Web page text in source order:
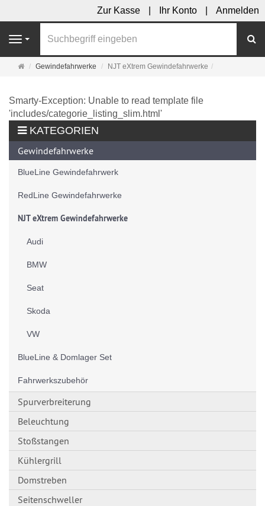
Zur Kasse Ihr Konto Anmelden
Navigation
Startseite
Gewindefahrwerke NJT eXtrem Gewindefahrwerke
Smarty-Exception: Unable to read template file
'includes/categorie_listing_slim.html'
KATEGORIEN
Gewindefahrwerke
BlueLine Gewindefahrwerk
RedLine Gewindefahrwerke
NJT eXtrem Gewindefahrwerke
Audi
BMW
Seat
Skoda
VW
BlueLine & Domlager Set
Fahrwerkszubehör
Spurverbreiterung
Beleuchtung
Stoßstangen
Kühlergrill
Domstreben
Seitenschweller